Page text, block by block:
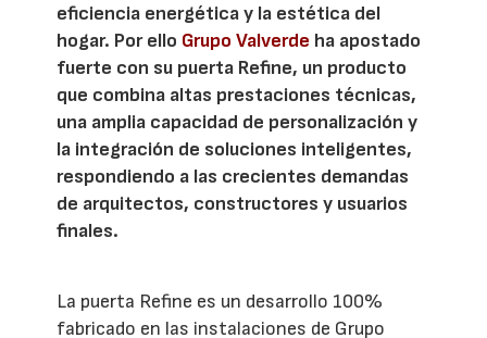
eficiencia energética y la estética del
hogar. Por ello Grupo Valverde ha apostado
fuerte con su puerta Refine, un producto
que combina altas prestaciones técnicas,
una amplia capacidad de personalización y
la integración de soluciones inteligentes,
respondiendo a las crecientes demandas
de arquitectos, constructores y usuarios
finales.
La puerta Refine es un desarrollo 100%
fabricado en las instalaciones de Grupo